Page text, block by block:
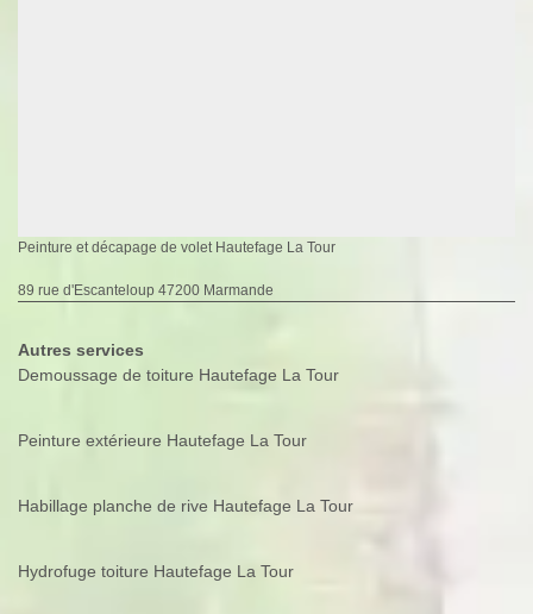
Peinture et décapage de volet Hautefage La Tour
89 rue d'Escanteloup 47200 Marmande
Autres services
Demoussage de toiture Hautefage La Tour
Peinture extérieure Hautefage La Tour
Habillage planche de rive Hautefage La Tour
Hydrofuge toiture Hautefage La Tour